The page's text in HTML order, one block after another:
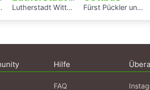
Lutherstadt Wittenberg
Fürst Pückler und Branitz
Hilfe
FAQ